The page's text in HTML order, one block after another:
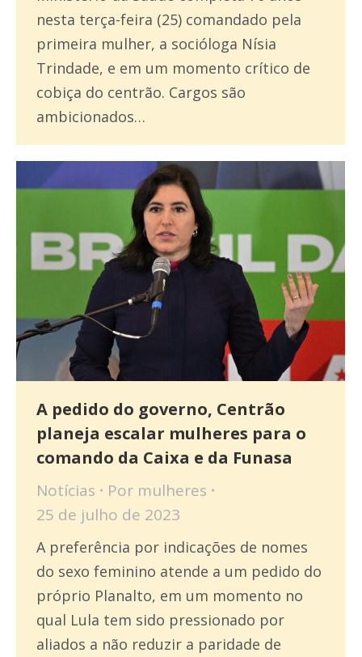
nesta terça-feira (25) comandado pela
primeira mulher, a socióloga Nísia
Trindade, e em um momento crítico de
cobiça do centrão. Cargos são
ambicionados…
A pedido do governo, Centrão
planeja escalar mulheres para o
comando da Caixa e da Funasa
Notícias Por mulheres
25 de julho de 2023
A preferência por indicações de nomes
do sexo feminino atende a um pedido do
próprio Planalto, em um momento no
qual Lula tem sido pressionado por
aliados a não reduzir a paridade de